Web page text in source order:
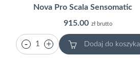
Nova Pro Scala Sensomatic
915.00 zł brutto
Dodaj do koszyka